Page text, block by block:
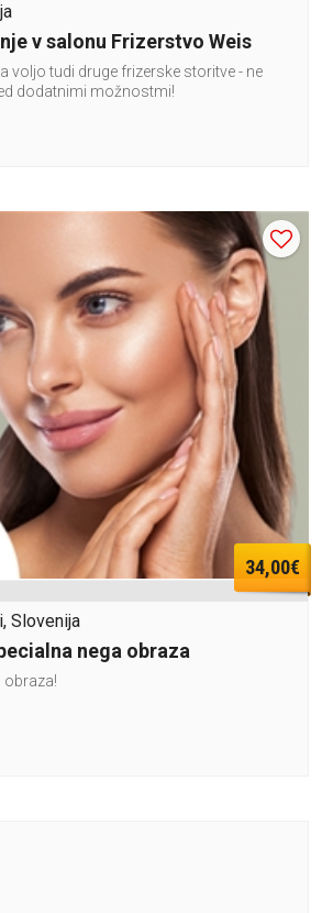
v salonu Frizerstvo Weis
voljo tudi druge frizerske storitve - ne
dodatnimi možnostmi!
34,00€
Slovenija
nega obraza
obraza!